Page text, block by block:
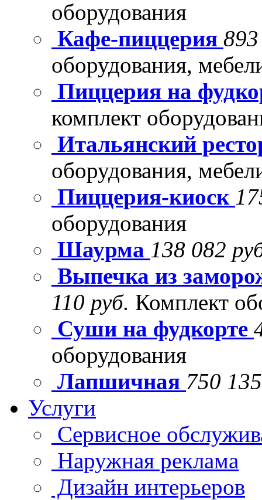
оборудования
Кафе-пиццерия
оборудования,
Пиццерия на
комплект
Итальянский
оборудования,
Пиццерия-киоск
оборудования
Шаурма 138 082
Выпечка из
110 руб. Комплект
Суши на фудкорте
оборудования
Лапшичная 750
Услуги
Сервисное
Наружная реклама
Дизайн интерьеров